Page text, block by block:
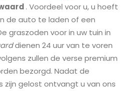
. Voordeel voor u, u hoeft
de auto te laden of een
graszoden voor in uw tuin in
dienen 24 uur van te voren
zullen de verse premium
bezorgd. Nadat de
zijn gelost ontvangt u van ons